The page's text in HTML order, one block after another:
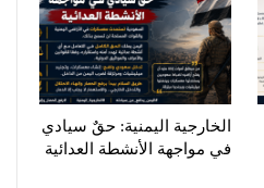
الخارجية اليمنية: حقٌ سيادي
في مواجهة الأنشطة العدائية